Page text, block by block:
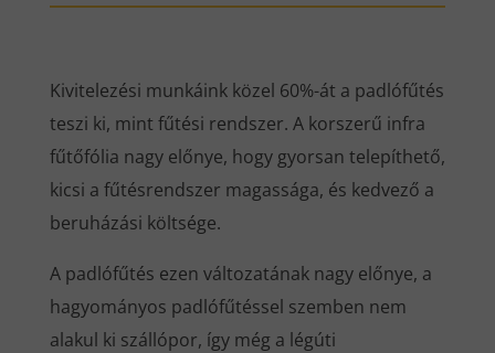
Kivitelezési munkáink közel 60%-át a padlófűtés
teszi ki, mint fűtési rendszer. A korszerű infra
fűtőfólia nagy előnye, hogy gyorsan telepíthető,
kicsi a fűtésrendszer magassága, és kedvező a
beruházási költsége.
A padlófűtés ezen változatának nagy előnye, a
hagyományos padlófűtéssel szemben nem
alakul ki szállópor, így még a légúti